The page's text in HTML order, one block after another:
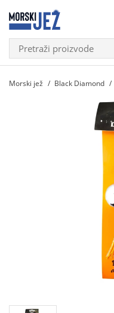
Morski jež Black Diamond